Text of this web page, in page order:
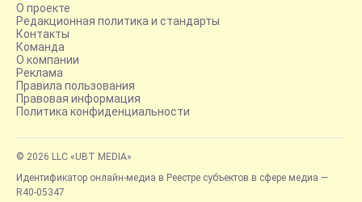
О проекте
Редакционная политика и стандарты
Контакты
Команда
О компании
Реклама
Правила пользования
Правовая информация
Политика конфиденциальности
© 2026 LLC «UBT MEDIA»
Идентификатор онлайн-медиа в Реестре субъектов в сфере медиа —
R40-05347